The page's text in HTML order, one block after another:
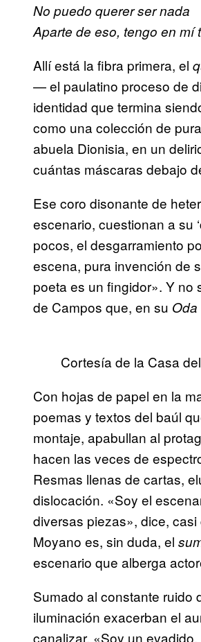
No puedo querer ser nada
Aparte de eso, tengo en mí
Allí está la fibra primera, el
— el paulatino proceso de
identidad que termina
como una colección de
abuela Dionisia, en un
cuántas máscaras debajo
Ese coro disonante de
escenario, cuestionan a su
pocos, el desgarramiento
escena, pura invención de
poeta es un fingidor». Y no
de Campos que, en su
Cortesía de la Casa
Con hojas de papel en la
poemas y textos del baúl
montaje, apabullan al
hacen las veces de
Resmas llenas de cartas,
dislocación. «Soy el
diversas piezas», dice,
Moyano es, sin duda, el
escenario que alberga
Sumado al constante ruido
iluminación exacerban el
canalizar. «Soy un